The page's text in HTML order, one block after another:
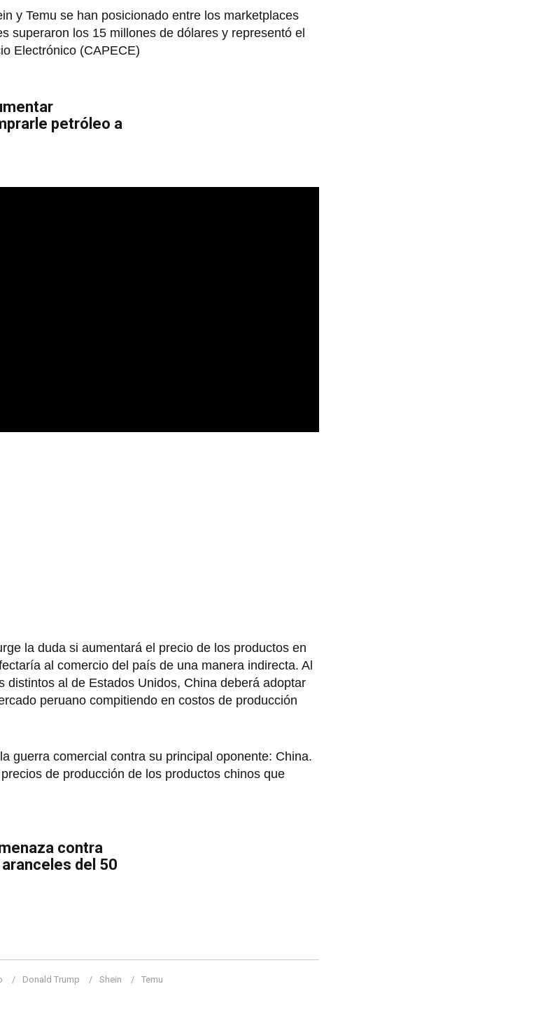
y Temu se han posicionado entre los marketplaces
superaron los 15 millones de dólares y representó el
Electrónico (CAPECE)
petróleo a
la duda si aumentará el precio de los productos en
al comercio del país de una manera indirecta. Al
al de Estados Unidos, China deberá adoptar
peruano compitiendo en costos de producción
guerra comercial contra su principal oponente: China.
de producción de los productos chinos que
contra
del 50
Donald Trump Shein Temu